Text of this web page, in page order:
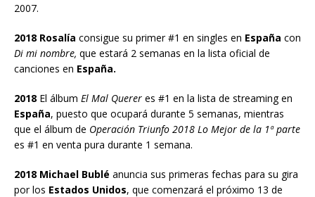
2007.
2018 Rosalía consigue su primer #1 en singles en España con
Di mi nombre, que estará 2 semanas en la lista oficial de
canciones en España.
2018 El álbum El Mal Querer es #1 en la lista de streaming en
España, puesto que ocupará durante 5 semanas, mientras
que el álbum de Operación Triunfo 2018 Lo Mejor de la 1ª parte
es #1 en venta pura durante 1 semana.
2018 Michael Bublé anuncia sus primeras fechas para su gira
por los Estados Unidos, que comenzará el próximo 13 de